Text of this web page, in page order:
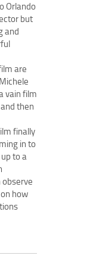
Orlando
but
and
are
vain film
then
finally
in to
to a
how